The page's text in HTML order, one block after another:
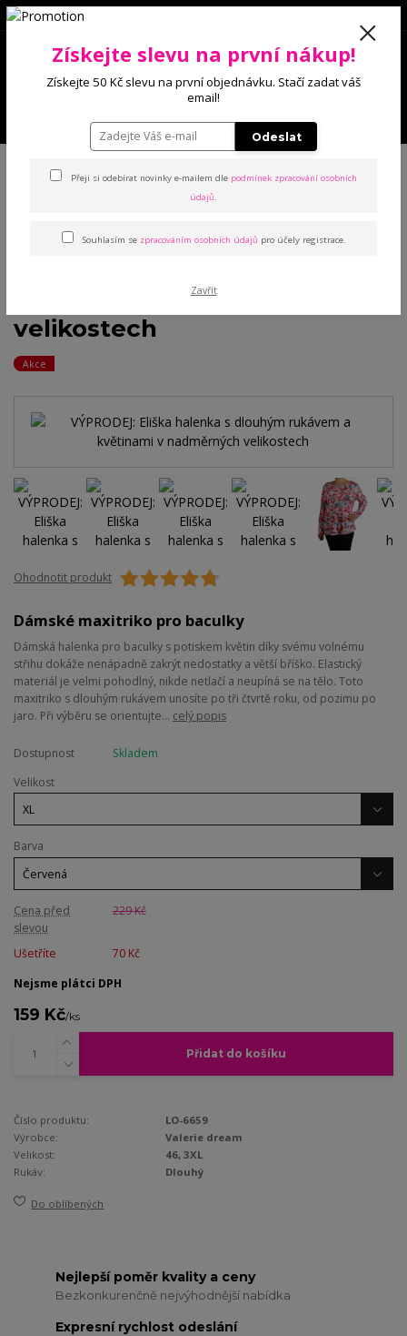
0 Kč
rukávem a květinami v nadměrných velikostech
VÝPRODEJ: Eliška halenka s
květinami v nadměrných
velikostech
Akce
Ohodnotit produkt
Dámské maxitriko pro baculky
Dámská halenka pro baculky s potiskem květin díky svému volnému
střihu dokáže nenápadně zakrýt nedostatky a větší bříško. Elastický
materiál je velmi pohodlný, nikde netlačí a neupíná se na tělo. Toto
maxitriko s dlouhým rukávem unosíte po tři čtvrtě roku, od pozimu po
jaro. Při výběru se orientujte... celý popis
Dostupnost
Skladem
Velikost
Barva
Cena před
slevou
229 Kč
Ušetříte
70 Kč
Nejsme plátci DPH
159 Kč/ks
Přidat do košíku
Číslo produktu:
LO-6659
Výrobce:
Valerie dream
Velikost:
46, 3XL
Rukáv:
Dlouhý
Do oblíbených
Nejlepší poměr kvality a ceny
Bezkonkurenčně nejvýhodnější nabídka
Expresní rychlost odeslání
Získejte slevu na první nákup!
Získejte 50 Kč slevu na první objednávku. Stačí zadat váš
email!
Odeslat
Přeji si odebírat novinky e-mailem dle podmínek zpracování osobních
údajů.
Souhlasím se zpracováním osobních údajů pro účely registrace.
Zavřít